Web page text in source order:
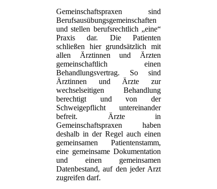
Gemeinschaftspraxen sind
Berufsausübungsgemeinschaften
und stellen berufsrechtlich „eine“
Praxis dar. Die Patienten
schließen hier grundsätzlich mit
allen Ärztinnen und Ärzten
gemeinschaftlich einen
Behandlungsvertrag. So sind
Ärztinnen und Ärzte zur
wechselseitigen Behandlung
berechtigt und von der
Schweigepflicht untereinander
befreit. Ärzte in
Gemeinschaftspraxen haben
deshalb in der Regel auch einen
gemeinsamen Patientenstamm,
eine gemeinsame Dokumentation
und einen gemeinsamen
Datenbestand, auf den jeder Arzt
zugreifen darf.